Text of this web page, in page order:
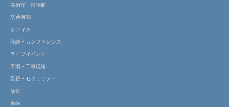
美術館・博物館
交通機関
オフィス
会議・カンファレンス
ライブイベント
工場・工事現場
監視・セキュリティ
放送
金融